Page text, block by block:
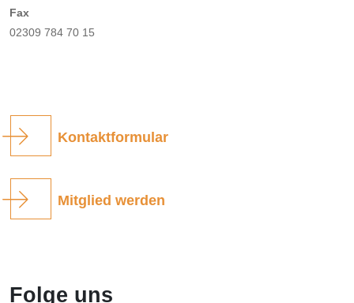
Fax
02309 784 70 15
Kontaktformular
Mitglied werden
Folge uns